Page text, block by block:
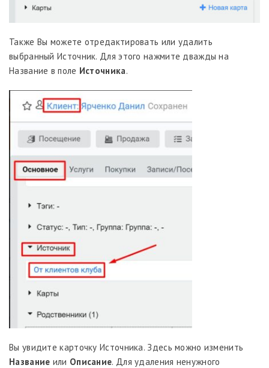
Также Вы можете отредактировать или удалить
выбранный Источник. Для этого нажмите дважды на
Название в поле Источника.
Вы увидите карточку Источника. Здесь можно изменить
Название или Описание. Для удаления ненужного